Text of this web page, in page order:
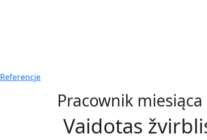
Referencje
Pracownik
Vaidotas